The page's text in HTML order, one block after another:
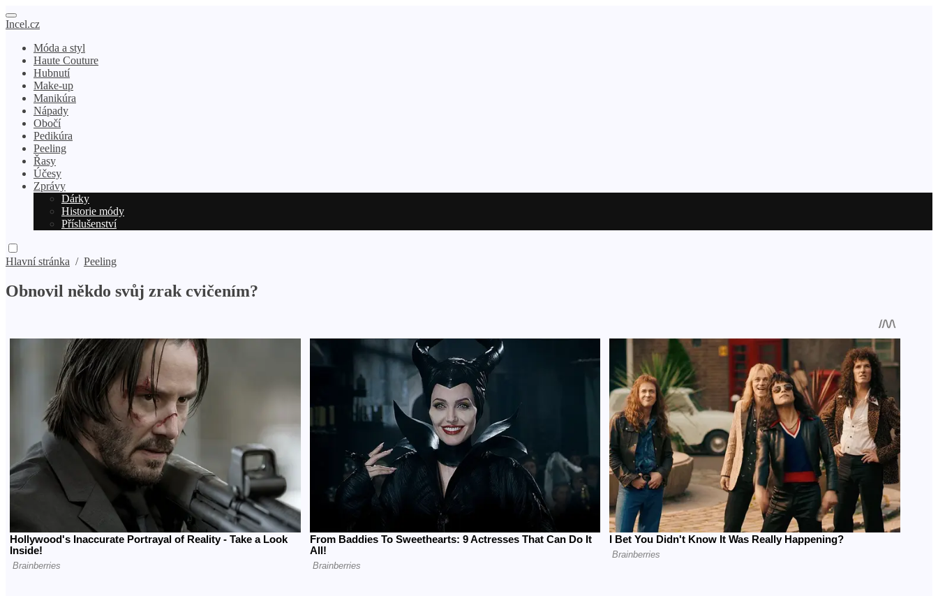
Incel.cz
Móda a styl
Haute Couture
Hubnutí
Make-up
Manikúra
Nápady
Obočí
Pedikúra
Peeling
Řasy
Účesy
Zprávy
Dárky
Historie módy
Příslušenství
Hlavní stránka / Peeling
Obnovil někdo svůj zrak cvičením?